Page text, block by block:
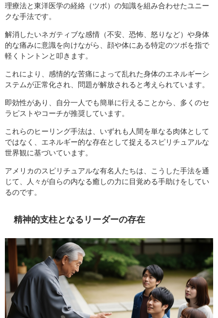
理療法と東洋医学の経絡（ツボ）の知識を組み合わせたユニー
クな手法です。
解消したいネガティブな感情（不安、恐怖、怒りなど）や身体
的な痛みに意識を向けながら、顔や体にある特定のツボを指で
軽くトントンと叩きます。
これにより、感情的な苦痛によって乱れた身体のエネルギーシ
ステムが正常化され、問題が解放されると考えられています。
即効性があり、自分一人でも簡単に行えることから、多くのセ
ラピストやコーチが推奨しています。
これらのヒーリング手法は、いずれも人間を単なる肉体として
ではなく、エネルギー的な存在として捉えるスピリチュアルな
世界観に基づいています。
アメリカのスピリチュアルな有名人たちは、こうした手法を通
じて、人々が自らの内なる癒しの力に目覚める手助けをしてい
るのです。
精神的支柱となるリーダーの存在